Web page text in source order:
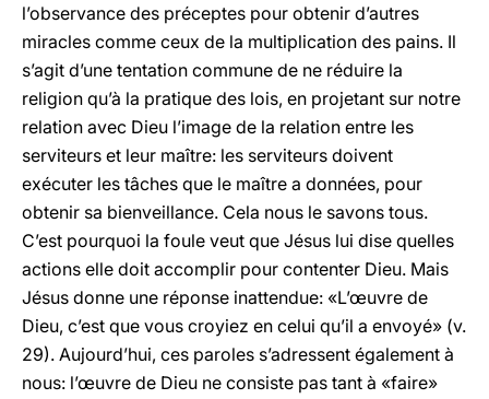
l’observance des préceptes pour obtenir d’autres
miracles comme ceux de la multiplication des pains. Il
s’agit d’une tentation commune de ne réduire la
religion qu’à la pratique des lois, en projetant sur notre
relation avec Dieu l’image de la relation entre les
serviteurs et leur maître: les serviteurs doivent
exécuter les tâches que le maître a données, pour
obtenir sa bienveillance. Cela nous le savons tous.
C’est pourquoi la foule veut que Jésus lui dise quelles
actions elle doit accomplir pour contenter Dieu. Mais
Jésus donne une réponse inattendue: «L’œuvre de
Dieu, c’est que vous croyiez en celui qu’il a envoyé» (v.
29). Aujourd’hui, ces paroles s’adressent également à
nous: l’œuvre de Dieu ne consiste pas tant à «faire»